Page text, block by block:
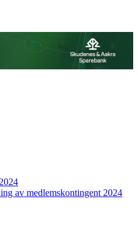
av medlemskontingent 2024